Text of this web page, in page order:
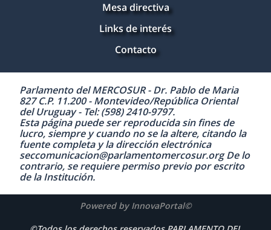
Mesa directiva
Links de interés
Contacto
Parlamento del MERCOSUR - Dr. Pablo de Maria
827 C.P. 11.200 - Montevideo/República Oriental
del Uruguay - Tel: (598) 2410-9797.
Esta página puede ser reproducida sin fines de
lucro, siempre y cuando no se la altere, citando la
fuente completa y la dirección electrónica
seccomunicacion@parlamentomercosur.org De lo
contrario, se requiere permiso previo por escrito
de la Institución.
Powered by InnovaPortal©